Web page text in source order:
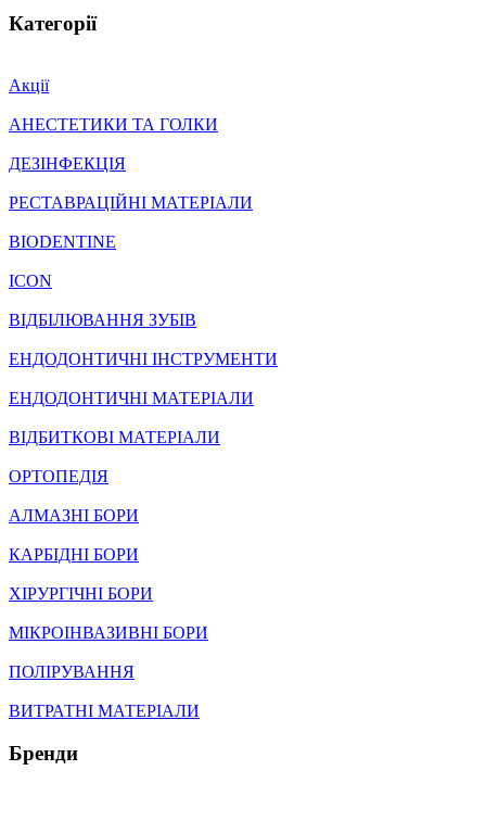
Категорії
Акції
АНЕСТЕТИКИ ТА ГОЛКИ
ДЕЗІНФЕКЦІЯ
РЕСТАВРАЦІЙНІ МАТЕРІАЛИ
BIODENTINE
ICON
ВІДБІЛЮВАННЯ ЗУБІВ
ЕНДОДОНТИЧНІ ІНСТРУМЕНТИ
ЕНДОДОНТИЧНІ МАТЕРІАЛИ
ВІДБИТКОВІ МАТЕРІАЛИ
ОРТОПЕДІЯ
АЛМАЗНІ БОРИ
КАРБІДНІ БОРИ
ХІРУРГІЧНІ БОРИ
МІКРОІНВАЗИВНІ БОРИ
ПОЛІРУВАННЯ
ВИТРАТНІ МАТЕРІАЛИ
Бренди